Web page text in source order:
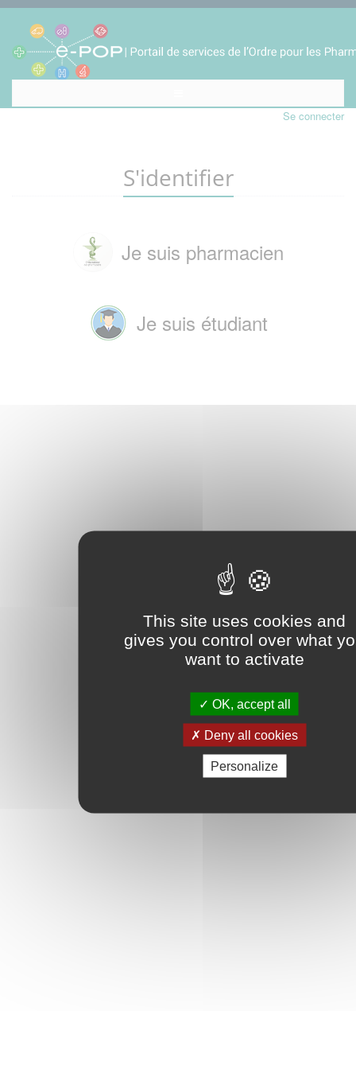
This site uses cookies and
gives you control over what
want to activate
OK, accept all
Deny all cookies
Personalize
Se connecter
S'identifier
Je suis pharmacien
Je suis étudiant